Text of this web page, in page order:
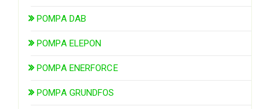
POMPA DAB
POMPA ELEPON
POMPA ENERFORCE
POMPA GRUNDFOS